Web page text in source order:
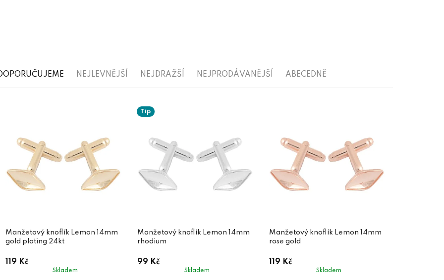
p
u
k
NEJLEVNĚJŠÍ NEJDRAŽŠÍ NEJPRODÁVANĚJŠÍ ABECEDNĚ
dManžetový knoflík Lemon 14mm
gold plating 24kt
119 Kč
Skladem
Tip
Manžetový knoflík Lemon 14mm
rhodium
99 Kč
Skladem
Manžetový knoflík Lemon 14mm
rose gold
119 Kč
Skladem